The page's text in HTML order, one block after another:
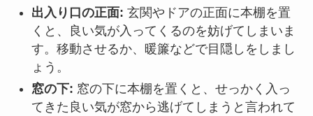
出入り口の正面: 玄関やドアの正面に本棚を置
くと、良い気が入ってくるのを妨げてしまいま
す。移動させるか、暖簾などで目隠しをしまし
ょう。
窓の下: 窓の下に本棚を置くと、せっかく入っ
てきた良い気が窓から逃げてしまうと言われて